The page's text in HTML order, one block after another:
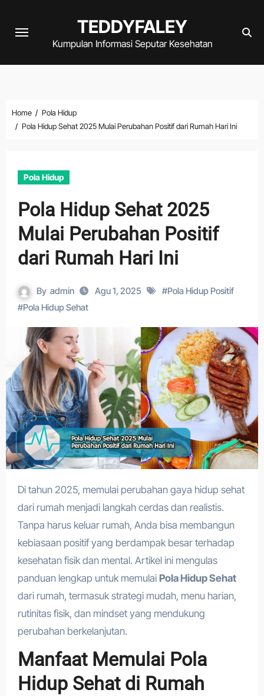
TEDDYFALEY
Kumpulan Informasi Seputar Kesehatan
Home
Pola Hidup
Pola Hidup Sehat 2025 Mulai Perubahan Positif dari Rumah Hari Ini
Pola Hidup
Pola Hidup Sehat 2025
Mulai Perubahan Positif
dari Rumah Hari Ini
By admin Agu 1, 2025 #Pola Hidup Positif
#Pola Hidup Sehat
Di tahun 2025, memulai perubahan gaya hidup sehat
dari rumah menjadi langkah cerdas dan realistis.
Tanpa harus keluar rumah, Anda bisa membangun
kebiasaan positif yang berdampak besar terhadap
kesehatan fisik dan mental. Artikel ini mengulas
panduan lengkap untuk memulai Pola Hidup Sehat
dari rumah, termasuk strategi mudah, menu harian,
rutinitas fisik, dan mindset yang mendukung
perubahan berkelanjutan.
Manfaat Memulai Pola
Hidup Sehat di Rumah